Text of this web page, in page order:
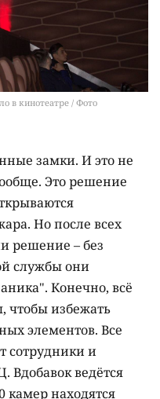
в кинотеатре / Фото
замки. И это не
Это решение
Но после всех
решение – без
службы они
Конечно, всё
чтобы избежать
элементов. Все
сотрудники и
Вдобавок ведётся
камер находятся